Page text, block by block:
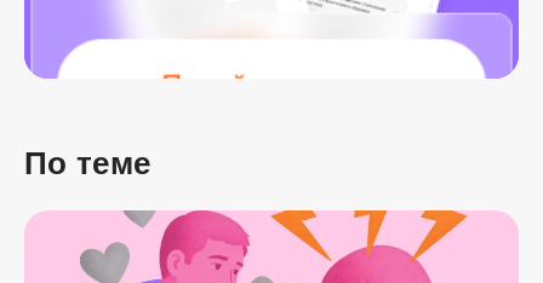
По теме